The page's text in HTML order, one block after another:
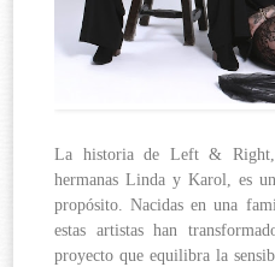
La historia de Left &
hermanas Linda y Karol, es
propósito. Nacidas en una
estas artistas han
proyecto que equilibra la